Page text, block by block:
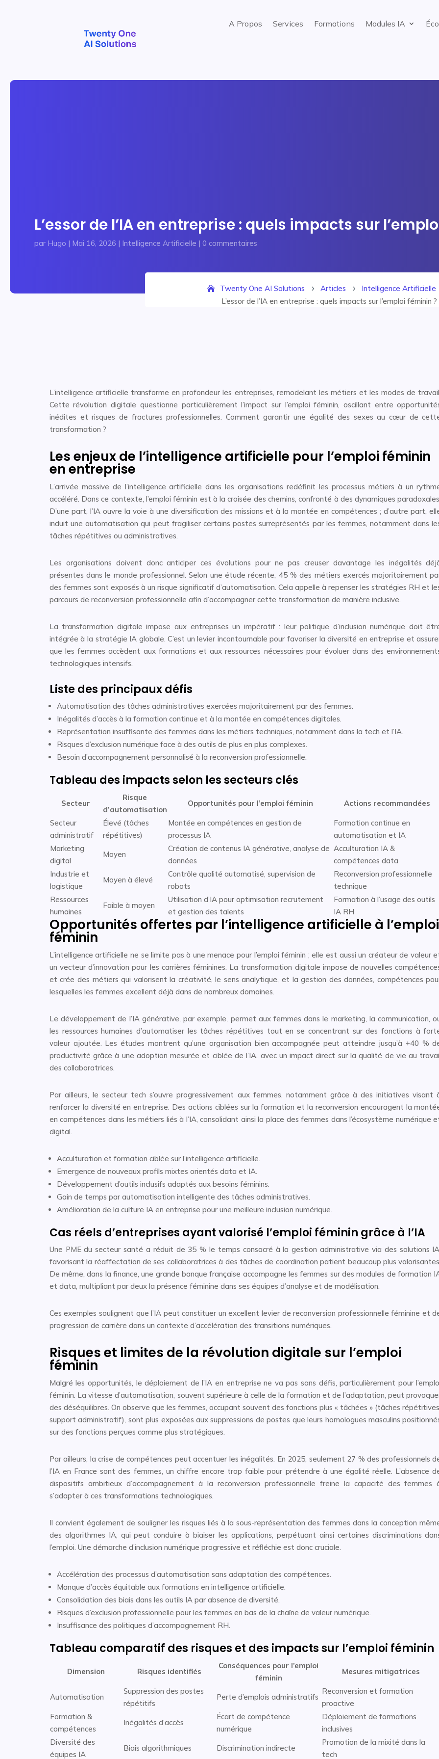
A Propos Services Formations Modules IA
L’essor de l’IA en entreprise : quels impacts sur
par Hugo | Mai 16, 2026 | Intelligence Artificielle |0 commentaires
Twenty One AI Solutions 5 Articles 5 Intelligence Artificielle
L’essor de l’IA en entreprise : quels impacts sur l’emploi féminin ?
L’intelligence artificielle transforme en profondeur les entreprises, remodelant les métiers et les modes de travail.
Cette révolution digitale questionne particulièrement l’impact sur l’emploi féminin, oscillant entre
inédites et risques de fractures professionnelles. Comment garantir une égalité des sexes au cœur de
transformation ?
Les enjeux de l’intelligence artificielle pour l’emploi féminin
en entreprise
L’arrivée massive de l’intelligence artificielle dans les organisations redéfinit les processus métiers à un
accéléré. Dans ce contexte, l’emploi féminin est à la croisée des chemins, confronté à des dynamiques paradoxales.
D’une part, l’IA ouvre la voie à une diversification des missions et à la montée en compétences ; d’autre part,
induit une automatisation qui peut fragiliser certains postes surreprésentés par les femmes, notamment dans
tâches répétitives ou administratives.
Les organisations doivent donc anticiper ces évolutions pour ne pas creuser davantage les inégalités
présentes dans le monde professionnel. Selon une étude récente, 45 % des métiers exercés majoritairement
des femmes sont exposés à un risque significatif d’automatisation. Cela appelle à repenser les stratégies RH et
parcours de reconversion professionnelle afin d’accompagner cette transformation de manière inclusive.
La transformation digitale impose aux entreprises un impératif : leur politique d’inclusion numérique doit
intégrée à la stratégie IA globale. C’est un levier incontournable pour favoriser la diversité en entreprise et
que les femmes accèdent aux formations et aux ressources nécessaires pour évoluer dans des
technologiques intensifs.
Liste des principaux défis
Automatisation des tâches administratives exercées majoritairement par des femmes.
Inégalités d’accès à la formation continue et à la montée en compétences digitales.
Représentation insuffisante des femmes dans les métiers techniques, notamment dans la tech et l’IA.
Risques d’exclusion numérique face à des outils de plus en plus complexes.
Besoin d’accompagnement personnalisé à la reconversion professionnelle.
Tableau des impacts selon les secteurs clés
Secteur
Risque
d’automatisation
Opportunités pour l’emploi féminin Actions recommandées
Secteur
administratif
Élevé (tâches
répétitives)
Montée en compétences en gestion de
processus IA
Formation continue en
automatisation et IA
Marketing
digital
Moyen
Création de contenus IA générative, analyse de
données
Acculturation IA &
compétences data
Industrie et
logistique
Moyen à élevé
Contrôle qualité automatisé, supervision de
robots
Reconversion professionnelle
technique
Ressources
humaines
Faible à moyen
Utilisation d’IA pour optimisation recrutement
et gestion des talents
Formation à l’usage des outils
IA RH
Opportunités offertes par l’intelligence artificielle à l’emploi
féminin
L’intelligence artificielle ne se limite pas à une menace pour l’emploi féminin ; elle est aussi un créateur de valeur
un vecteur d’innovation pour les carrières féminines. La transformation digitale impose de nouvelles
et crée des métiers qui valorisent la créativité, le sens analytique, et la gestion des données, compétences
lesquelles les femmes excellent déjà dans de nombreux domaines.
Le développement de l’IA générative, par exemple, permet aux femmes dans le marketing, la communication,
les ressources humaines d’automatiser les tâches répétitives tout en se concentrant sur des fonctions à
valeur ajoutée. Les études montrent qu’une organisation bien accompagnée peut atteindre jusqu’à +40 %
productivité grâce à une adoption mesurée et ciblée de l’IA, avec un impact direct sur la qualité de vie au
des collaboratrices.
Par ailleurs, le secteur tech s’ouvre progressivement aux femmes, notamment grâce à des initiatives visant
renforcer la diversité en entreprise. Des actions ciblées sur la formation et la reconversion encouragent la
en compétences dans les métiers liés à l’IA, consolidant ainsi la place des femmes dans l’écosystème numérique
digital.
Acculturation et formation ciblée sur l’intelligence artificielle.
Emergence de nouveaux profils mixtes orientés data et IA.
Développement d’outils inclusifs adaptés aux besoins féminins.
Gain de temps par automatisation intelligente des tâches administratives.
Amélioration de la culture IA en entreprise pour une meilleure inclusion numérique.
Cas réels d’entreprises ayant valorisé l’emploi féminin grâce à l’IA
Une PME du secteur santé a réduit de 35 % le temps consacré à la gestion administrative via des solutions IA,
favorisant la réaffectation de ses collaboratrices à des tâches de coordination patient beaucoup plus valorisantes.
De même, dans la finance, une grande banque française accompagne les femmes sur des modules de formation
et data, multipliant par deux la présence féminine dans ses équipes d’analyse et de modélisation.
Ces exemples soulignent que l’IA peut constituer un excellent levier de reconversion professionnelle féminine et
progression de carrière dans un contexte d’accélération des transitions numériques.
Risques et limites de la révolution digitale sur l’emploi
féminin
Malgré les opportunités, le déploiement de l’IA en entreprise ne va pas sans défis, particulièrement pour
féminin. La vitesse d’automatisation, souvent supérieure à celle de la formation et de l’adaptation, peut
des déséquilibres. On observe que les femmes, occupant souvent des fonctions plus « tâchées » (tâches répétitives,
support administratif), sont plus exposées aux suppressions de postes que leurs homologues masculins
sur des fonctions perçues comme plus stratégiques.
Par ailleurs, la crise de compétences peut accentuer les inégalités. En 2025, seulement 27 % des professionnels
l’IA en France sont des femmes, un chiffre encore trop faible pour prétendre à une égalité réelle. L’absence
dispositifs ambitieux d’accompagnement à la reconversion professionnelle freine la capacité des femmes
s’adapter à ces transformations technologiques.
Il convient également de souligner les risques liés à la sous-représentation des femmes dans la conception
des algorithmes IA, qui peut conduire à biaiser les applications, perpétuant ainsi certaines discriminations
l’emploi. Une démarche d’inclusion numérique progressive et réfléchie est donc cruciale.
Accélération des processus d’automatisation sans adaptation des compétences.
Manque d’accès équitable aux formations en intelligence artificielle.
Consolidation des biais dans les outils IA par absence de diversité.
Risques d’exclusion professionnelle pour les femmes en bas de la chaîne de valeur numérique.
Insuffisance des politiques d’accompagnement RH.
Tableau comparatif des risques et des impacts sur l’emploi féminin
Dimension Risques identifiés
Conséquences pour l’emploi
féminin
Mesures mitigatrices
Automatisation
Suppression des postes
répétitifs
Perte d’emplois administratifs
Reconversion et formation
proactive
Formation &
compétences
Inégalités d’accès
Écart de compétence
numérique
Déploiement de formations
inclusives
Diversité des
équipes IA
Biais algorithmiques Discrimination indirecte
Promotion de la mixité dans la
tech